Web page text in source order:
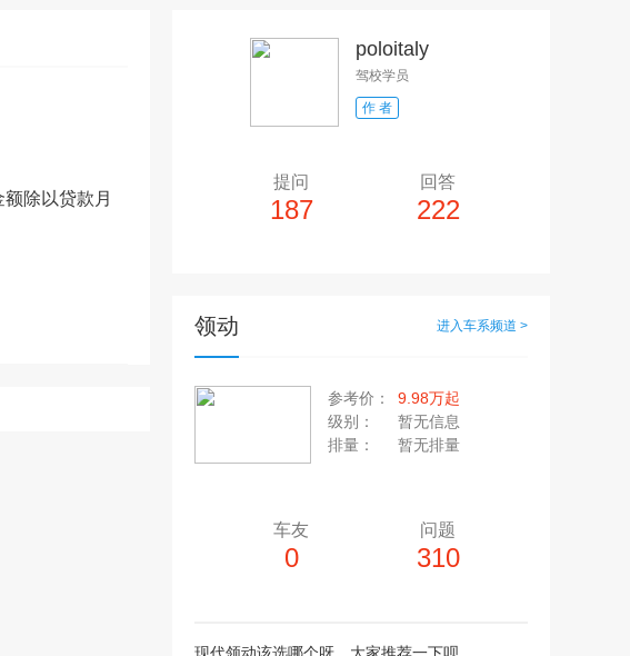
除以贷款月
poloitaly
驾校学员
作 者
提问
187
回答
222
领动 进入车系频道 >
参考价：
9.98万起
级别：
暂无信息
排量：
暂无排量
车友
0
问题
310
上传视频最多10个，单个视频小于200M